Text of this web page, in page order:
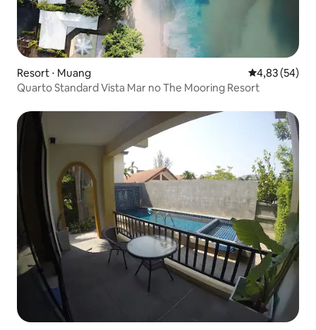
Resort ⋅ Muang 4,83 de uma
4,83 (54)
Quarto Standard Vista Mar no The Mooring Resort